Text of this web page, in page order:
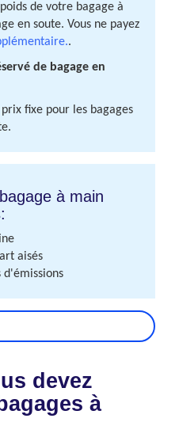
de votre bagage à
en soute. Vous ne payez
.
de bagage en
prix fixe pour les bagages
à main
aisés
d'émissions
devez
à